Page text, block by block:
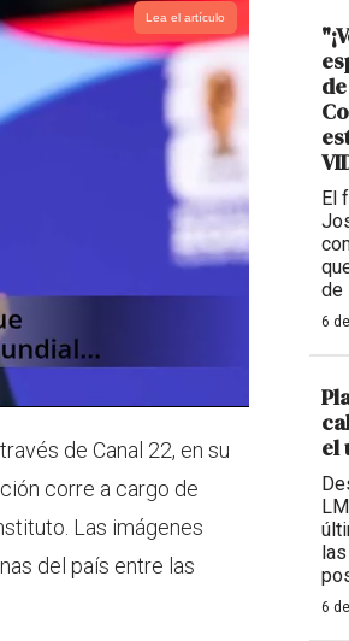
Lea el artículo
de Canal 22, en su
corre a cargo de
Las imágenes
del país entre las
El
de
6
el
6